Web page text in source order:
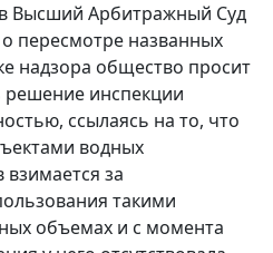
Высший Арбитражный Суд
пересмотре названных
надзора общество просит
решение инспекции
ссылаясь на то, что
водных
взимается за
такими
объемах и с момента